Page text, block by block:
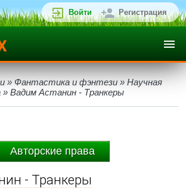
Войти Регистрация
» Фантастика и фэнтези » Научная
» Вадим Астанин - Транкеры
Авторские права
- Транкеры